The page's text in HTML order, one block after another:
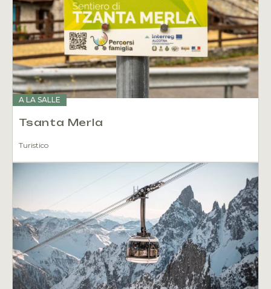
A LA SALLE
Tsanta Merla
Turistico